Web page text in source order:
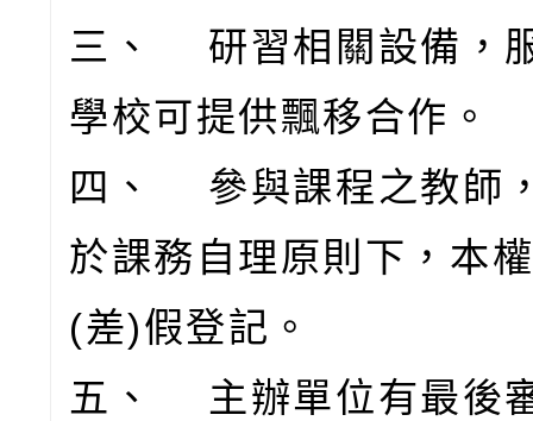
三、 研習相關設備，
學校可提供飄移合作。
四、 參與課程之教師
於課務自理原則下，本
(差)假登記。
五、 主辦單位有最後